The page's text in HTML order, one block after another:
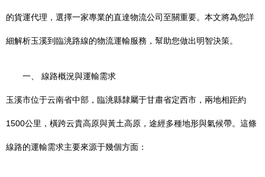
的貨運代理，選擇一家專業的直達物流公司至關重要。本文將為您詳
細解析玉溪到臨洮路線的物流運輸服務，幫助您做出明智決策。
一、 線路概況與運輸需求
玉溪市位于云南省中部，臨洮縣隸屬于甘肅省定西市，兩地相距約
1500公里，橫跨云貴高原與黃土高原，途經多種地形與氣候帶。這條
線路的運輸需求主要來源于幾個方面：